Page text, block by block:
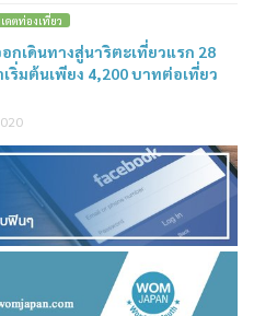
ดตท่องเที่ยว
อกเดินทางสู่นาริตะเที่ยวแรก 28
ริ่มต้นเพียง 4,200 บาทต่อเที่ยว